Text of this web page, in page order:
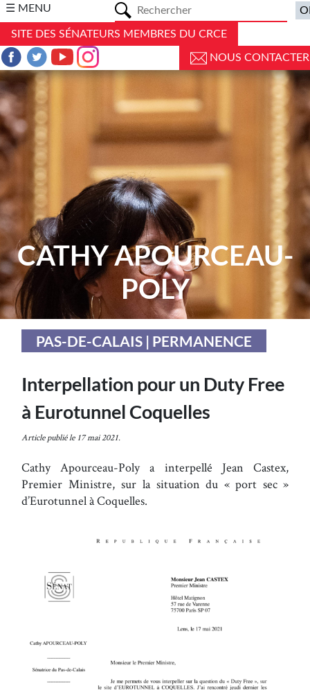
☰ MENU
SITE DES SÉNATEURS MEMBRES DU CRCE
NOUS CONTACTER
CATHY APOURCEAU-
POLY
PAS-DE-CALAIS | PERMANENCE
Interpellation pour un Duty Free
à Eurotunnel Coquelles
Article publié le 17 mai 2021.
Cathy Apourceau-Poly a interpellé Jean Castex,
Premier Ministre, sur la situation du « port sec »
d’Eurotunnel à Coquelles.